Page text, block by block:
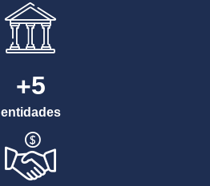
+5
entidades